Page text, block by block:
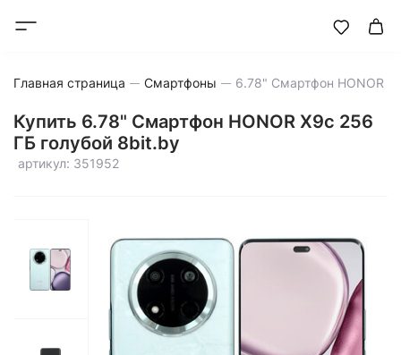
Главная страница Смартфоны
Купить 6.78" Смартфон HONOR X9c 256
ГБ голубой 8bit.by
артикул: 351952